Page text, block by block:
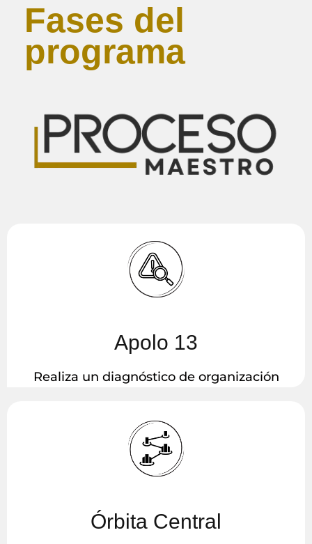
Fases del
programa
Apolo 13
Realiza un diagnóstico de organización
Órbita Central